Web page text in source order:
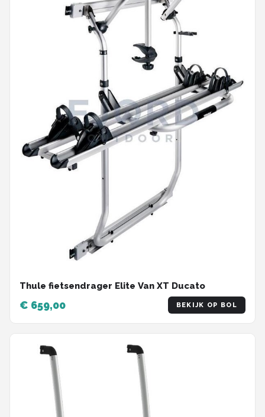
Thule fietsendrager Elite Van XT Ducato
€ 659,00 BEKIJK OP BOL